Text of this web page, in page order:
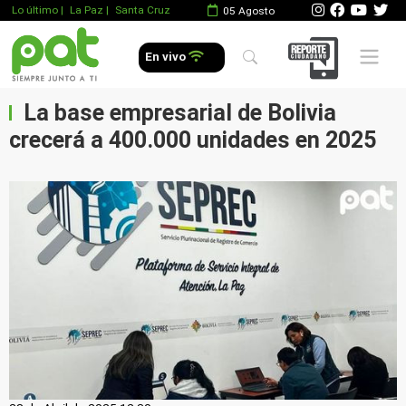
Lo último | La Paz | Santa Cruz 05 Agosto
En vivo Mobile
La base empresarial de Bolivia
crecerá a 400.000 unidades en 2025